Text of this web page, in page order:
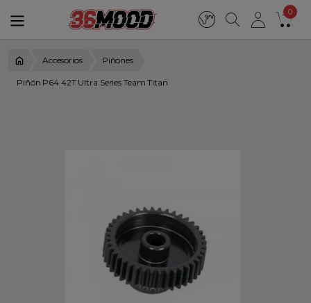
0
Accesorios Piñones
Piñón P64 42T Ultra Series Team Titan